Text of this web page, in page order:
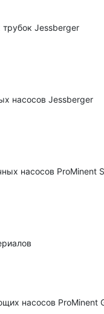
Jessberger
насосов Jessberger
насосов ProMinent
насосов ProMinent